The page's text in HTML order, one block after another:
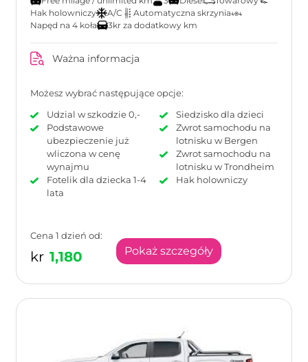
Hak holowniczy
A/C
Automatyczna skrzynia
Napęd na 4 koła
3kr za dodatkowy km
Ważna informacja
Możesz wybrać następujące opcje:
Udzial w szkodzie 0,-
Podstawowe
ubezpieczenie już
wliczona w cenę
wynajmu
Fotelik dla dziecka 1-4
lata
Siedzisko dla dzieci
Zwrot samochodu na
lotnisku w Bergen
Zwrot samochodu na
lotnisku w Trondheim
Hak holowniczy
Cena 1 dzień od:
kr 1,180 Pokaż szczegóły